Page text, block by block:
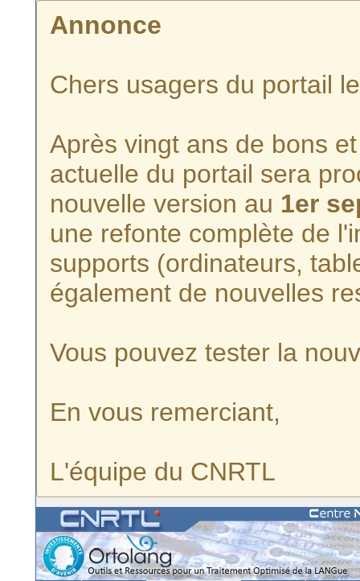
Annonce
Chers usagers du portail
Après vingt ans de bons
actuelle du portail sera
nouvelle version au 1er
une refonte complète de
supports (ordinateurs,
également de nouvelles
Vous pouvez tester la
En vous remerciant,
L'équipe du CNRTL